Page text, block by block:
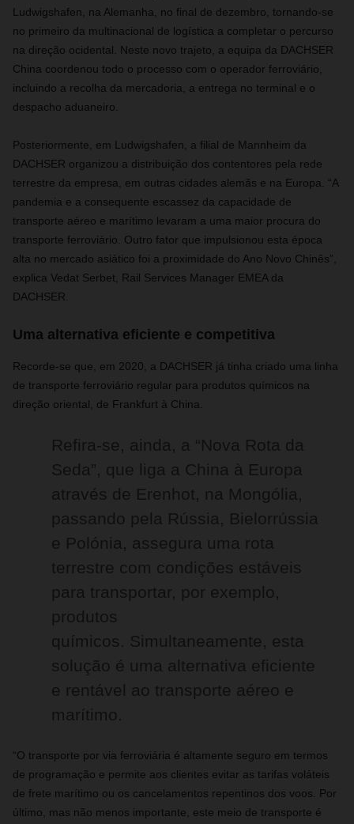
Ludwigshafen, na Alemanha, no final de dezembro, tornando-se
no primeiro da multinacional de logística a completar o percurso
na direção ocidental. Neste novo trajeto, a equipa da DACHSER
China coordenou todo o processo com o operador ferroviário,
incluindo a recolha da mercadoria, a entrega no terminal e o
despacho aduaneiro.
Posteriormente, em Ludwigshafen, a filial de Mannheim da
DACHSER organizou a distribuição dos contentores pela rede
terrestre da empresa, em outras cidades alemãs e na Europa. “A
pandemia e a consequente escassez da capacidade de
transporte aéreo e marítimo levaram a uma maior procura do
transporte ferroviário. Outro fator que impulsionou esta época
alta no mercado asiático foi a proximidade do Ano Novo Chinês”,
explica Vedat Serbet, Rail Services Manager EMEA da
DACHSER.
Uma alternativa eficiente e competitiva
Recorde-se que, em 2020, a DACHSER já tinha criado uma linha
de transporte ferroviário regular para produtos químicos na
direção oriental, de Frankfurt à China.
Refira-se, ainda, a “Nova Rota da
Seda”, que liga a China à Europa
através de Erenhot, na Mongólia,
passando pela Rússia, Bielorrússia
e Polónia, assegura uma rota
terrestre com condições estáveis
para transportar, por exemplo,
produtos
químicos. Simultaneamente, esta
solução é uma alternativa eficiente
e rentável ao transporte aéreo e
marítimo.
“O transporte por via ferroviária é altamente seguro em termos
de programação e permite aos clientes evitar as tarifas voláteis
de frete marítimo ou os cancelamentos repentinos dos voos. Por
último, mas não menos importante, este meio de transporte é